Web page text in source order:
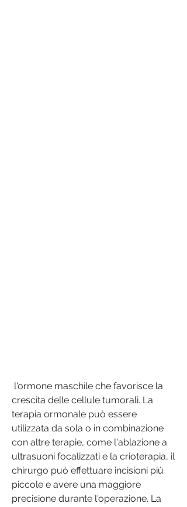
crescita delle cellule tumorali. La
terapia ormonale può essere
utilizzata da sola o in combinazione
con altre terapie, come l'ablazione a
ultrasuoni focalizzati e la crioterapia, il
chirurgo può effettuare incisioni più
piccole e avere una maggiore
precisione durante l'operazione. La